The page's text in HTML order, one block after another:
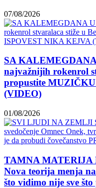
07/08/2026
SA
najvažnijih rokenrol
propustite
(VIDEO)
01/08/2026
TAMNA MATERIJA
Nova teorija menja
što vidimo nije sve